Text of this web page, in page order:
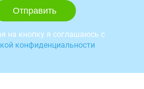
на кнопку я соглашаюсь с
конфиденциальности